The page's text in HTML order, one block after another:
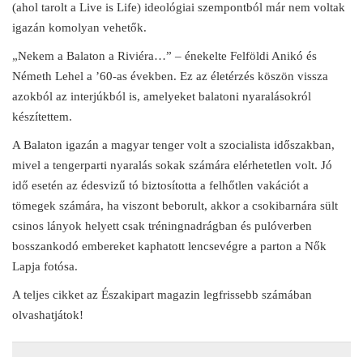
(ahol tarolt a Live is Life) ideológiai szempontból már nem voltak
igazán komolyan vehetők.
„Nekem a Balaton a Riviéra…” – énekelte Felföldi Anikó és
Németh Lehel a ’60-as években. Ez az életérzés köszön vissza
azokból az interjúkból is, amelyeket balatoni nyaralásokról
készítettem.
A Balaton igazán a magyar tenger volt a szocialista időszakban,
mivel a tengerparti nyaralás sokak számára elérhetetlen volt. Jó
idő esetén az édesvizű tó biztosította a felhőtlen vakációt a
tömegek számára, ha viszont beborult, akkor a csokibarnára sült
csinos lányok helyett csak tréningnadrágban és pulóverben
bosszankodó embereket kaphatott lencsevégre a parton a Nők
Lapja fotósa.
A teljes cikket az Északipart magazin legfrissebb számában
olvashatjátok!